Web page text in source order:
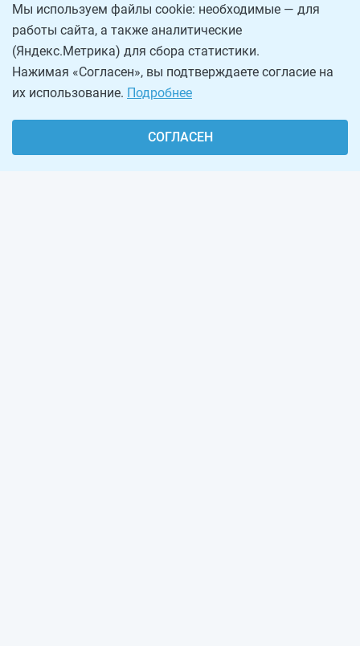
Мы используем файлы cookie: необходимые — для
работы сайта, а также аналитические
(Яндекс.Метрика) для сбора статистики.
Нажимая «Согласен», вы подтверждаете согласие на
их использование. Подробнее
СОГЛАСЕН